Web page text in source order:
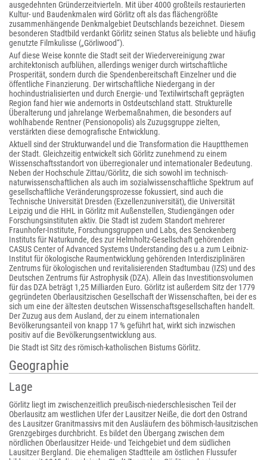
ausgedehnten Gründerzeitvierteln. Mit über 4000 großteils restaurierten
Kultur- und Baudenkmalen wird Görlitz oft als das flächengrößte
zusammenhängende Denkmalgebiet Deutschlands bezeichnet. Diesem
besonderen Stadtbild verdankt Görlitz seinen Status als beliebte und häufig
genutzte Filmkulisse („Görliwood“).
Auf diese Weise konnte die Stadt seit der Wiedervereinigung zwar
architektonisch aufblühen, allerdings weniger durch wirtschaftliche
Prosperität, sondern durch die Spendenbereitschaft Einzelner und die
öffentliche Finanzierung. Der wirtschaftliche Niedergang in der
hochindustrialisierten und durch Energie- und Textilwirtschaft geprägten
Region fand hier wie andernorts in Ostdeutschland statt. Strukturelle
Überalterung und jahrelange Werbemaßnahmen, die besonders auf
wohlhabende Rentner (Pensionopolis) als Zuzugsgruppe zielten,
verstärkten diese demografische Entwicklung.
Aktuell sind der Strukturwandel und die Transformation die Hauptthemen
der Stadt. Gleichzeitig entwickelt sich Görlitz zunehmend zu einem
Wissenschaftsstandort von überregionaler und internationaler Bedeutung.
Neben der Hochschule Zittau/Görlitz, die sich sowohl im technisch-
naturwissenschaftlichen als auch im sozialwissenschaftliche Spektrum auf
gesellschaftliche Veränderungsprozesse fokussiert, sind auch die
Technische Universität Dresden (Exzellenzuniversität), die Universität
Leipzig und die HHL in Görlitz mit Außenstellen, Studiengängen oder
Forschungsinstituten aktiv. Die Stadt ist zudem Standort mehrerer
Fraunhofer-Institute, Forschungsgruppen und Labs, des Senckenberg
Instituts für Naturkunde, des zur Helmholtz-Gesellschaft gehörenden
CASUS Center of Advanced Systems Understanding des u.a zum Leibniz-
Institut für ökologische Raumentwicklung gehörenden Interdisziplinären
Zentrums für ökologischen und revitalisierenden Stadtumbau (IZS) und des
Deutschen Zentrums für Astrophysik (DZA). Allein das Investitionsvolumen
für das DZA beträgt 1,25 Milliarden Euro. Görlitz ist außerdem Sitz der 1779
gegründeten Oberlausitzischen Gesellschaft der Wissenschaften, bei der es
sich um eine der ältesten deutschen Wissenschaftsgesellschaften handelt.
Der Zuzug aus dem Ausland, der zu einem internationalen
Bevölkerungsanteil von knapp 17 % geführt hat, wirkt sich inzwischen
positiv auf die Bevölkerungsentwicklung aus.
Die Stadt ist Sitz des römisch-katholischen Bistums Görlitz.
Geographie
Lage
Görlitz liegt im zwischenzeitlich preußisch-niederschlesischen Teil der
Oberlausitz am westlichen Ufer der Lausitzer Neiße, die dort den Ostrand
des Lausitzer Granitmassivs mit den Ausläufern des böhmisch-lausitzischen
Grenzgebirges durchbricht. Es bildet den Übergang zwischen dem
nördlichen Oberlausitzer Heide- und Teichgebiet und dem südlichen
Lausitzer Bergland. Die ehemaligen Stadtteile am östlichen Flussufer